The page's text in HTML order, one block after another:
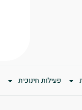
פעילות חינוכית